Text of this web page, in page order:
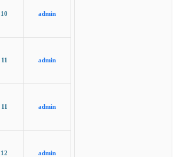
10 admin
11 admin
11 admin
12 admin